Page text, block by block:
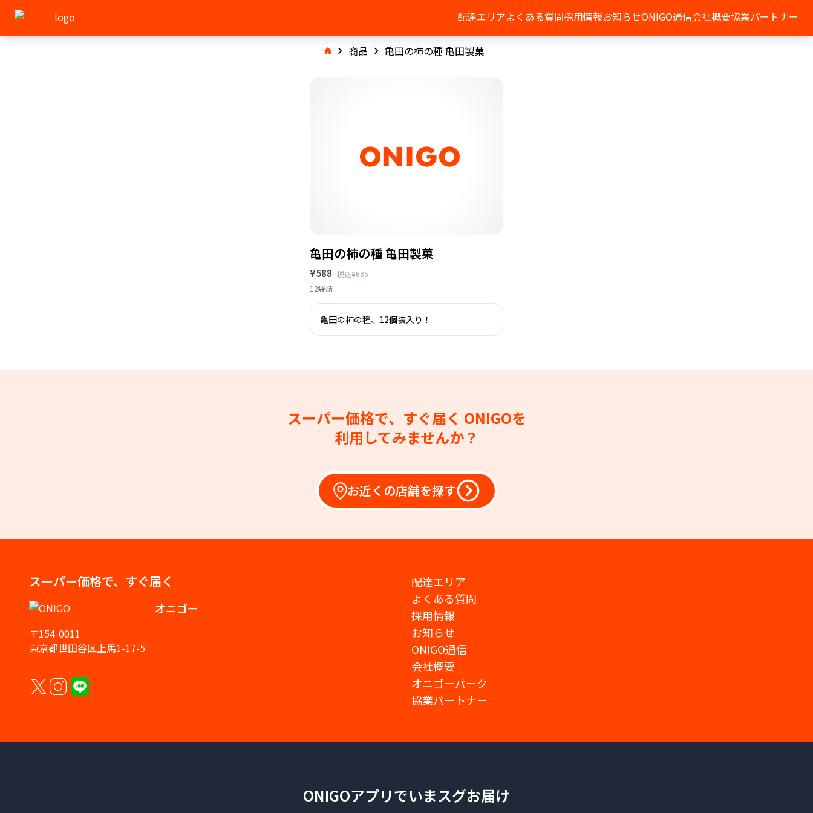
配達エリアよくある質問採用情報お知らせONIGO通信会社概要協業パートナー
商品 亀田の柿の種 亀田製菓
亀田の柿の種 亀田製菓
¥588 税込¥635
12袋詰
亀田の柿の種、12個装入り！
スーパー価格で、すぐ届く ONIGOを
利用してみませんか？
お近くの店舗を探す
スーパー価格で、すぐ届く
オニゴー
〒154-0011
東京都世田谷区上馬1-17-5
配達エリア
よくある質問
採用情報
お知らせ
ONIGO通信
会社概要
オニゴーパーク
協業パートナー
ONIGOアプリでいまスグお届け